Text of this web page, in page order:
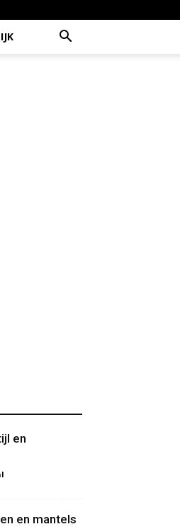
en
en mantels